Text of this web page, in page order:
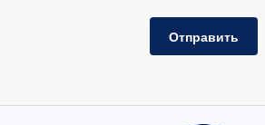
Отправить